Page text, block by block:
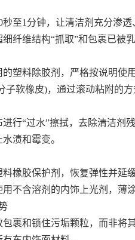
至1分钟，让清洁剂充分渗透
纤维结构“抓取”和包裹已被乳
塑料除胶剂，严格按说明使用
软橡皮)，通过滚动粘附的方
行“过水”擦拭，去除清洁剂残
渍和霉变。
橡胶保护剂，恢复弹性并延缓
不含溶剂的内饰上光剂，薄
裹和锁住污垢颗粒，而非将